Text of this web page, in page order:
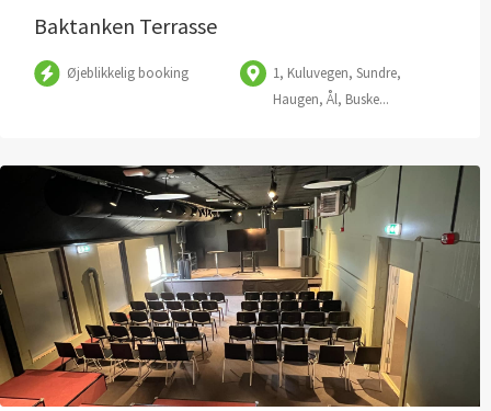
Baktanken Terrasse
Øjeblikkelig booking
1, Kuluvegen, Sundre,
Haugen, Ål, Buske...